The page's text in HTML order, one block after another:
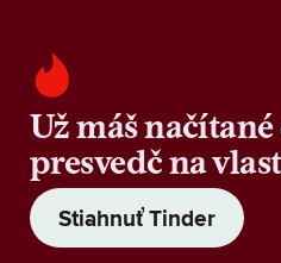
Už máš načítané
presvedč na
Stiahnuť Tinder